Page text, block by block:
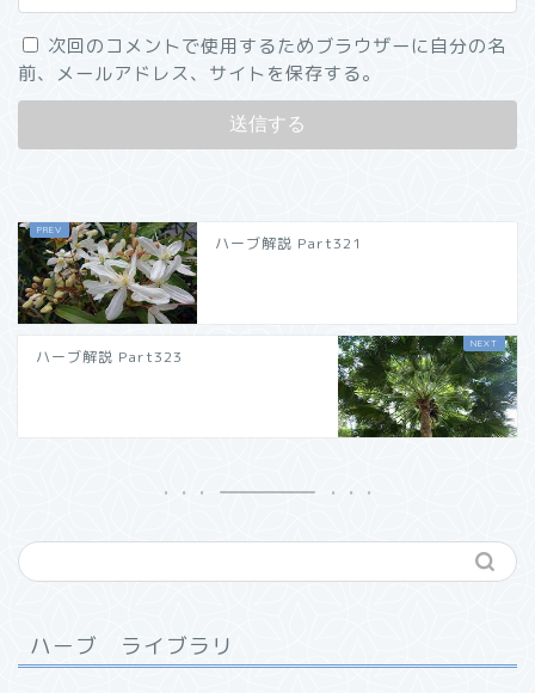
次回のコメントで使用するためブラウザーに自分の名
前、メールアドレス、サイトを保存する。
ハーブ解説 Part321
ハーブ解説 Part323
ハーブ ライブラリ